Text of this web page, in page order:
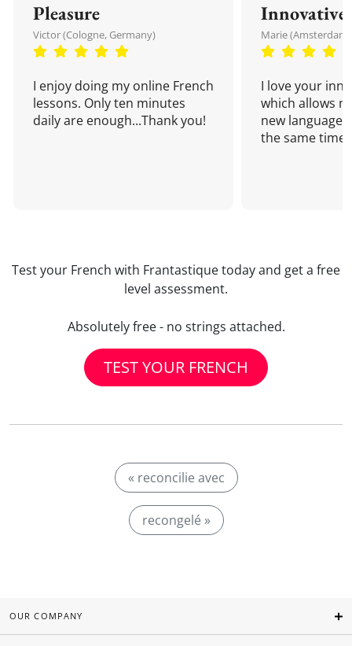
Pleasure
Victor (Cologne, Germany)
I enjoy doing my online French
lessons. Only ten minutes
daily are enough...Thank you!
Innovative
Marie
I love your
which allows
new language
the same time!
Test your French with Frantastique today and get a free
level assessment.
Absolutely free - no strings attached.
TEST YOUR FRENCH
« reconcilie avec
recongelé »
OUR COMPANY